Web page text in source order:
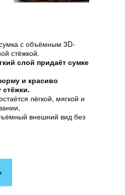
с объёмным 3D-
стёжкой.
слой придаёт сумке
и красиво
стёжки.
лёгкой, мягкой и
внешний вид без